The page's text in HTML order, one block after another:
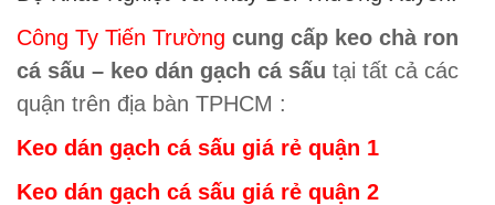
Công Ty Tiến Trường cung cấp keo chà ron
cá sấu – keo dán gạch cá sấu tại tất cả các
quận trên địa bàn TPHCM :
Keo dán gạch cá sấu giá rẻ quận 1
Keo dán gạch cá sấu giá rẻ quận 2